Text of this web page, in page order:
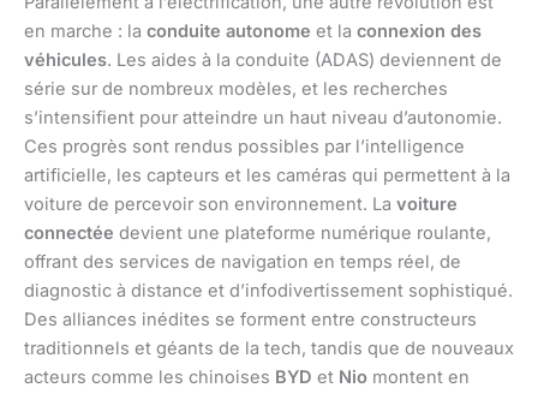
en marche : la conduite autonome et la connexion des
véhicules. Les aides à la conduite (ADAS) deviennent de
série sur de nombreux modèles, et les recherches
s’intensifient pour atteindre un haut niveau d’autonomie.
Ces progrès sont rendus possibles par l’intelligence
artificielle, les capteurs et les caméras qui permettent à la
voiture de percevoir son environnement. La voiture
connectée devient une plateforme numérique roulante,
offrant des services de navigation en temps réel, de
diagnostic à distance et d’infodivertissement sophistiqué.
Des alliances inédites se forment entre constructeurs
traditionnels et géants de la tech, tandis que de nouveaux
acteurs comme les chinoises BYD et Nio montent en